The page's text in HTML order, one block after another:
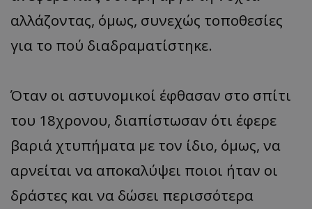
αλλάζοντας, όμως, συνεχώς τοποθεσίες
για το πού διαδραματίστηκε.
Όταν οι αστυνομικοί έφθασαν στο σπίτι
του 18χρονου, διαπίστωσαν ότι έφερε
βαριά χτυπήματα με τον ίδιο, όμως, να
αρνείται να αποκαλύψει ποιοι ήταν οι
δράστες και να δώσει περισσότερα